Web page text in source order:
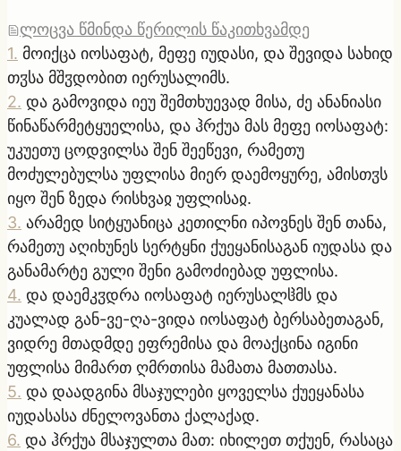
ლოცვა წმინდა წერილის წაკითხვამდე
1. მოიქცა იოსაფატ, მეფე იუდასი, და შევიდა სახიდ
თჳსა მშჳდობით იერუსალიმს.
2. და გამოვიდა იეუ შემთხუევად მისა, ძე ანანიასი
წინაწარმეტყუელისა, და ჰრქუა მას მეფე იოსაფატ:
უკუეთუ ცოდვილსა შენ შეეწევი, რამეთუ
მოძულებულსა უფლისა მიერ დაემოყურე, ამისთჳს
იყო შენ ზედა რისხვაჲ უფლისაჲ.
3. არამედ სიტყუანიცა კეთილნი იპოვნეს შენ თანა,
რამეთუ აღიხუნეს სერტყნი ქუეყანისაგან იუდასა და
განამარტე გული შენი გამოძიებად უფლისა.
4. და დაემკჳდრა იოსაფატ იერუსალჱმს და
კუალად გან-ვე-ღა-ვიდა იოსაფატ ბერსაბეთაგან,
ვიდრე მთადმდე ეფრემისა და მოაქცინა იგინი
უფლისა მიმართ ღმრთისა მამათა მათთასა.
5. და დაადგინა მსაჯულები ყოველსა ქუეყანასა
იუდასასა ძნელოვანთა ქალაქად.
6. და ჰრქუა მსაჯულთა მათ: იხილეთ თქუენ, რასაცა